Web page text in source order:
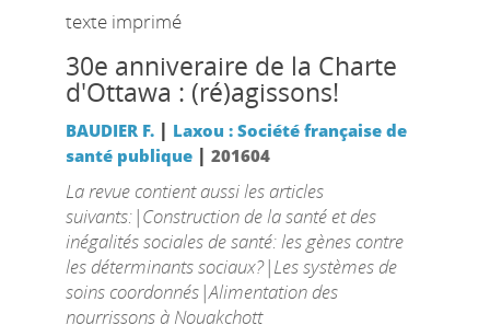
texte imprimé
30e anniveraire de la Charte
d'Ottawa : (ré)agissons!
BAUDIER F. | Laxou : Société française de
santé publique| 201604
La revue contient aussi les articles
suivants:|Construction de la santé et des
inégalités sociales de santé: les gènes contre
les déterminants sociaux?|Les systèmes de
soins coordonnés|Alimentation des
nourrissons à Nouakchott